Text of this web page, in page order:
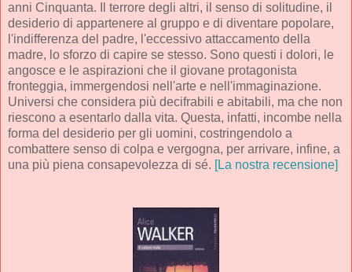
anni Cinquanta. Il terrore degli altri, il senso di solitudine, il
desiderio di appartenere al gruppo e di diventare popolare,
l'indifferenza del padre, l'eccessivo attaccamento della
madre, lo sforzo di capire se stesso. Sono questi i dolori, le
angosce e le aspirazioni che il giovane protagonista
fronteggia, immergendosi nell'arte e nell'immaginazione.
Universi che considera più decifrabili e abitabili, ma che non
riescono a esentarlo dalla vita. Questa, infatti, incombe nella
forma del desiderio per gli uomini, costringendolo a
combattere senso di colpa e vergogna, per arrivare, infine, a
una più piena consapevolezza di sé. [La nostra recensione]